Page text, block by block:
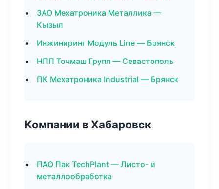
ЗАО Мехатроника Металлика —
Кызыл
Инжиниринг Модуль Line — Брянск
НПП Точмаш Групп — Севастополь
ПК Мехатроника Industrial — Брянск
Компании в Хабаровск
ПАО Пак TechPlant — Листо- и
металлообработка